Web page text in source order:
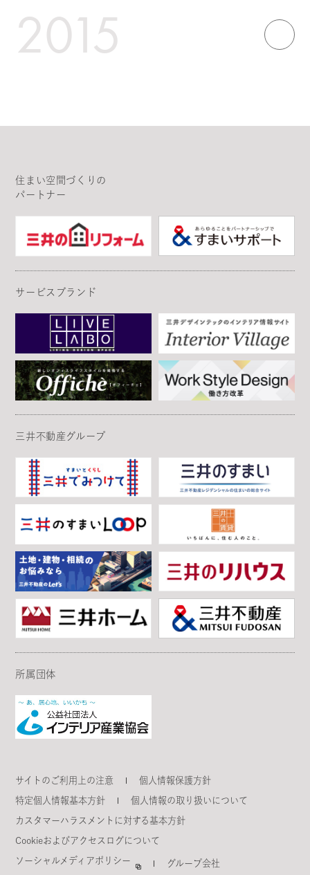
2015
住まい空間づくりの
パートナー
サービスブランド
三井不動産グループ
所属団体
サイトのご利用上の注意 個人情報保護方針
特定個人情報基本方針 個人情報の取り扱いについて
カスタマーハラスメントに対する基本方針
Cookieおよびアクセスログについて
ソーシャルメディアポリシー グループ会社